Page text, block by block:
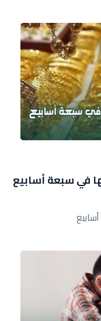
في سبعة أسابيع